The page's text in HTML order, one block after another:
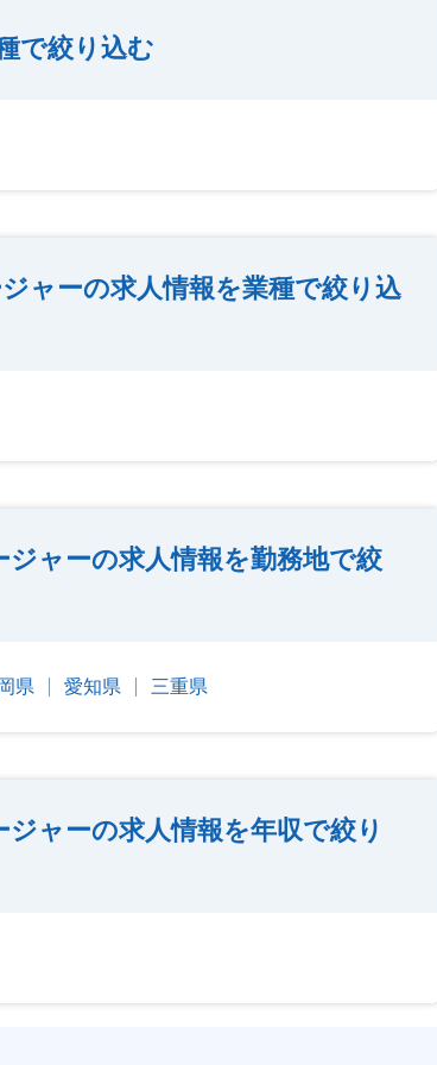
で絞り込む
ャーの求人情報を業種で絞り込
ャーの求人情報を勤務地で絞
県 愛知県 三重県
ャーの求人情報を年収で絞り